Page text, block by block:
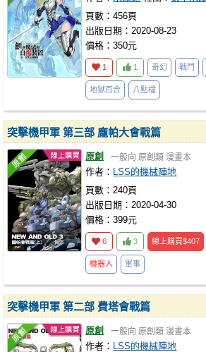
頁數：456頁
出版日期：2020-08-23
價格：350元
1 1 奇幻 戰鬥
地獄百合 八點檔
突擊機甲軍 第三部 龐帕大會戰篇
原創 一般向 原創類 漫畫本
作者： LSS的機械陣地
頁數：240頁
出版日期：2020-04-30
價格：399元
6 3 線上購買$407
機器人 軍事
突擊機甲軍 第二部 費塔會戰篇
原創 一般向 原創類 漫畫本
作者： LSS的機械陣地